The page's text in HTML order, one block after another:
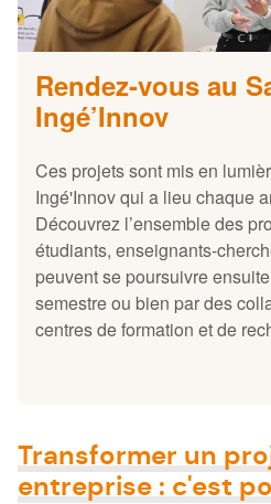
Rendez-vous au
Ingé’Innov
Ces projets sont mis en
Ingé'Innov qui a lieu chaque
Découvrez l’ensemble des
étudiants, enseignants-
peuvent se poursuivre
semestre ou bien par des
centres de formation et de
Transformer un
entreprise : c'est